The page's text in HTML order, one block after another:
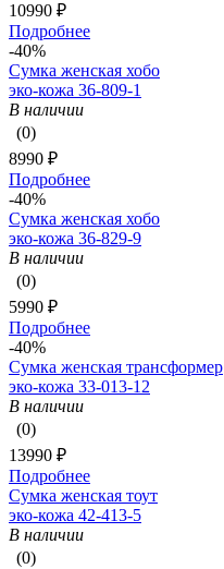
10990 ₽
Подробнее
-40%
Сумка женская хобо
эко-кожа 36-809-1
В наличии
(0)
8990 ₽
Подробнее
-40%
Сумка женская хобо
эко-кожа 36-829-9
В наличии
(0)
5990 ₽
Подробнее
-40%
Сумка женская трансформер
эко-кожа 33-013-12
В наличии
(0)
13990 ₽
Подробнее
Сумка женская тоут
эко-кожа 42-413-5
В наличии
(0)